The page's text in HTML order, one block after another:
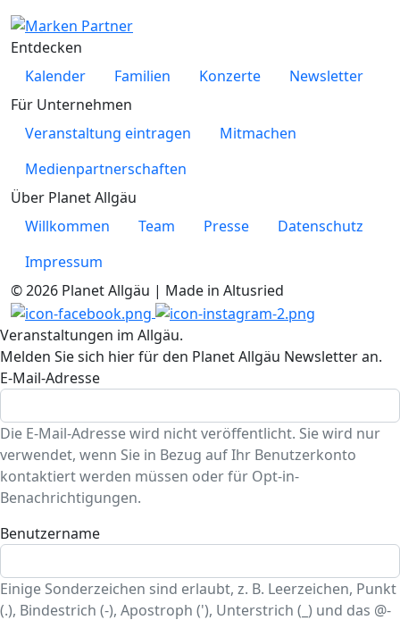
Entdecken
Kalender
Familien Konzerte
Newsletter
Für Unternehmen
Veranstaltung eintragen
Mitmachen
Medienpartnerschaften
Über Planet Allgäu
Willkommen
Team Presse
Datenschutz
Impressum
© 2026 Planet Allgäu | Made in Altusried
Veranstaltungen im Allgäu.
Melden Sie sich hier für den Planet Allgäu Newsletter an.
E-Mail-Adresse
Die E-Mail-Adresse wird nicht veröffentlicht. Sie wird nur
verwendet, wenn Sie in Bezug auf Ihr Benutzerkonto
kontaktiert werden müssen oder für Opt-in-
Benachrichtigungen.
Benutzername
Einige Sonderzeichen sind erlaubt, z. B. Leerzeichen, Punkt
(.), Bindestrich (-), Apostroph ('), Unterstrich (_) und das @-